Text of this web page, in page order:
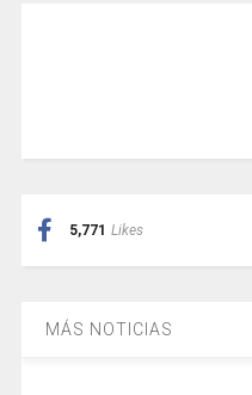
5,771 Likes
MÁS NOTICIAS